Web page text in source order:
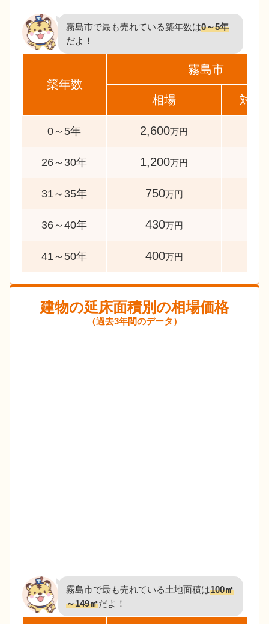
霧島市で最も売れている築年数は0～5年
だよ！
築年数
霧島市
相場 対象
0～5年 2,600万円
26～30年 1,200万円
31～35年 750万円
36～40年 430万円
41～50年 400万円
建物の延床面積別の相場価格
（過去3年間のデータ）
霧島市で最も売れている土地面積は100㎡
～149㎡だよ！